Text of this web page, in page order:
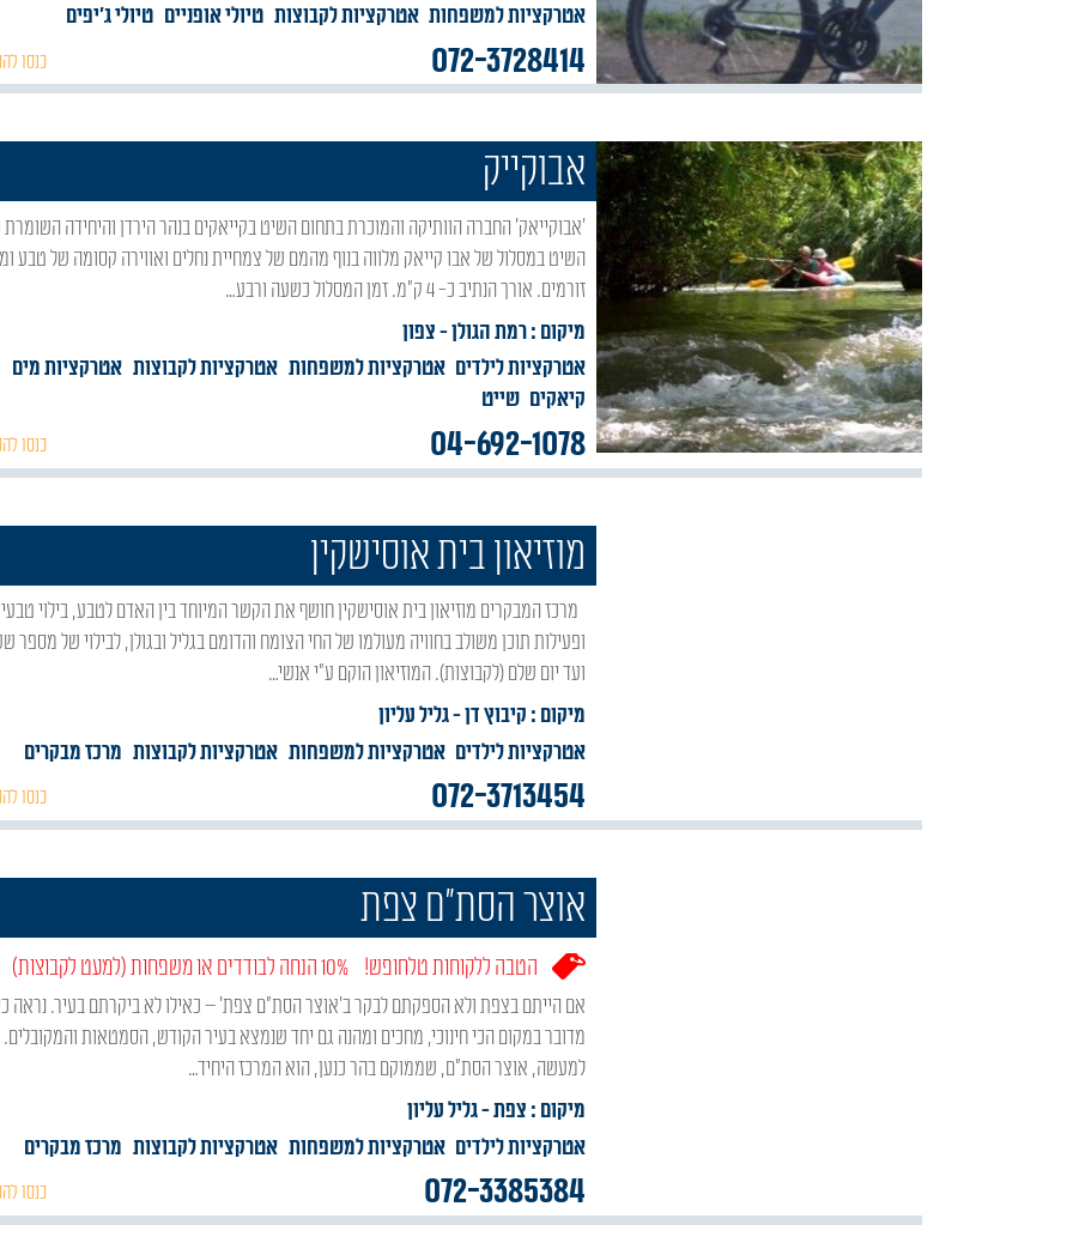
אטרקציות למשפחות אטרקציות לקבוצות טיולי אופניים טיולי ג'יפים
072-3728414 כנסו
אבוקייק
'אבוקייאק' החברה הוותיקה והמוכרת בתחום השיט בקייאקים בנהר הירדן והיחידה השומרת שבת.
השיט במסלול של אבו קייאק מלווה בנוף מהמם של צמחיית נחלים ואווירה קסומה של טבע
זורמים. אורך הנתיב כ- 4 ק"מ. זמן המסלול כשעה ורבע…
מיקום : רמת הגולן- צפון
אטרקציות לילדים אטרקציות למשפחות אטרקציות לקבוצות אטרקציות מים
קיאקים שייט
04-692-1078 כנסו
מוזיאון בית אוסישקין
מרכז המבקרים מוזיאון בית אוסישקין חושף את הקשר המיוחד בין האדם לטבע, בילוי טבעי
ופעילות תוכן משולב בחוויה מעולמו של החי הצומח והדומם בגליל ובגולן, לבילוי של מספר
ועד יום שלם (לקבוצות). המוזיאון הוקם ע"י אנשי…
מיקום : קיבוץ דן- גליל עליון
אטרקציות לילדים אטרקציות למשפחות אטרקציות לקבוצות מרכז מבקרים
072-3713454 כנסו
אוצר הסת"ם צפת
הטבה ללקוחות טלחופש! 10% הנחה לבודדים או משפחות (למעט לקבוצות)
אם הייתם בצפת ולא הספקתם לבקר ב'אוצר הסת"ם צפת' – כאילו לא ביקרתם בעיר. נראה כי
מדובר במקום הכי חינוכי, מחכים ומהנה גם יחד שנמצא בעיר הקודש, הסמטאות והמקובלים.
למעשה, אוצר הסת"ם, שממוקם בהר כנען, הוא המרכז היחיד…
מיקום : צפת- גליל עליון
אטרקציות לילדים אטרקציות למשפחות אטרקציות לקבוצות מרכז מבקרים
072-3385384 כנסו